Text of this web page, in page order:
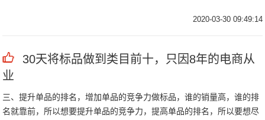
2020-03-30 09:49:14
30天将标品做到类目前十，只因8年的电商从
业
三、提升单品的排名，增加单品的竞争力做标品，谁的销量高，谁的排
名就靠前，所以想要提升单品的竞争力，提高单品的排名，所以要想尽